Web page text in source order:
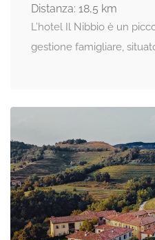
Distanza: 18,5 km
L’hotel Il Nibbio è un
gestione famigliare,